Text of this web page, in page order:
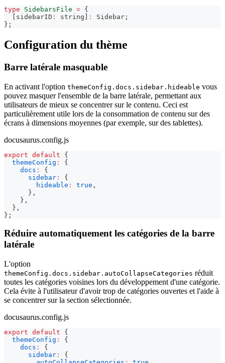
type SidebarsFile = {
sidebarID : string : Sidebar ;
} ;
Configuration du thème
Barre latérale masquable
En activant l'option themeConfig.docs.sidebar.hideable vous
pouvez masquer l'ensemble de la barre latérale, permettant aux
utilisateurs de mieux se concentrer sur le contenu. Ceci est
particulièrement utile lors de la consommation de contenu sur des
écrans à dimensions moyennes (par exemple, sur des tablettes).
docusaurus.config.js
export default
{
themeConfig :
{
docs :
{
sidebar :
{
hideable : true ,
} ,
} ,
} ,
} ;
Réduire automatiquement les catégories de la barre
latérale
L'option
themeConfig.docs.sidebar.autoCollapseCategories réduit
toutes les catégories voisines lors du développement d'une catégorie.
Cela évite à l'utilisateur d'avoir trop de catégories ouvertes et l'aide à
se concentrer sur la section sélectionnée.
docusaurus.config.js
export default
{
themeConfig :
{
docs :
{
sidebar :
{